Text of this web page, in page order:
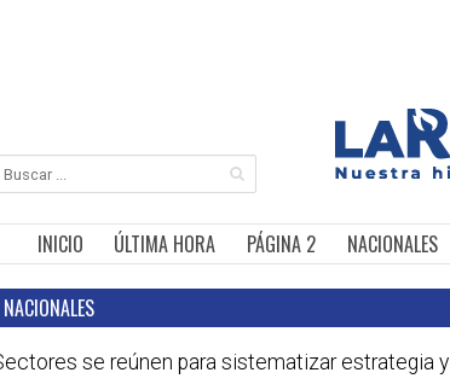
INICIO ÚLTIMA HORA PÁGINA 2 NACIONALES
NACIONALES
se reúnen para sistematizar estrategia